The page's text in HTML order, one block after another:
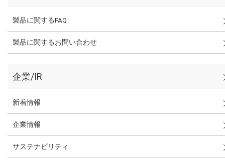
製品に関するFAQ
製品に関するお問い合わせ
企業/IR
新着情報
企業情報
サステナビリティ